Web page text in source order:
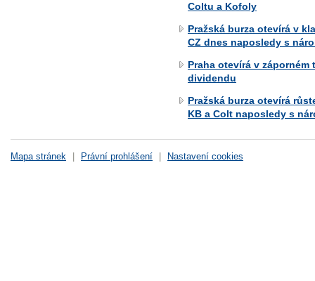
Coltu a Kofoly
Pražská burza otevírá v
CZ dnes naposledy s
Praha otevírá v
dividendu
Pražská burza otevírá
KB a Colt naposledy s
Mapa stránek Právní prohlášení Nastavení cookies